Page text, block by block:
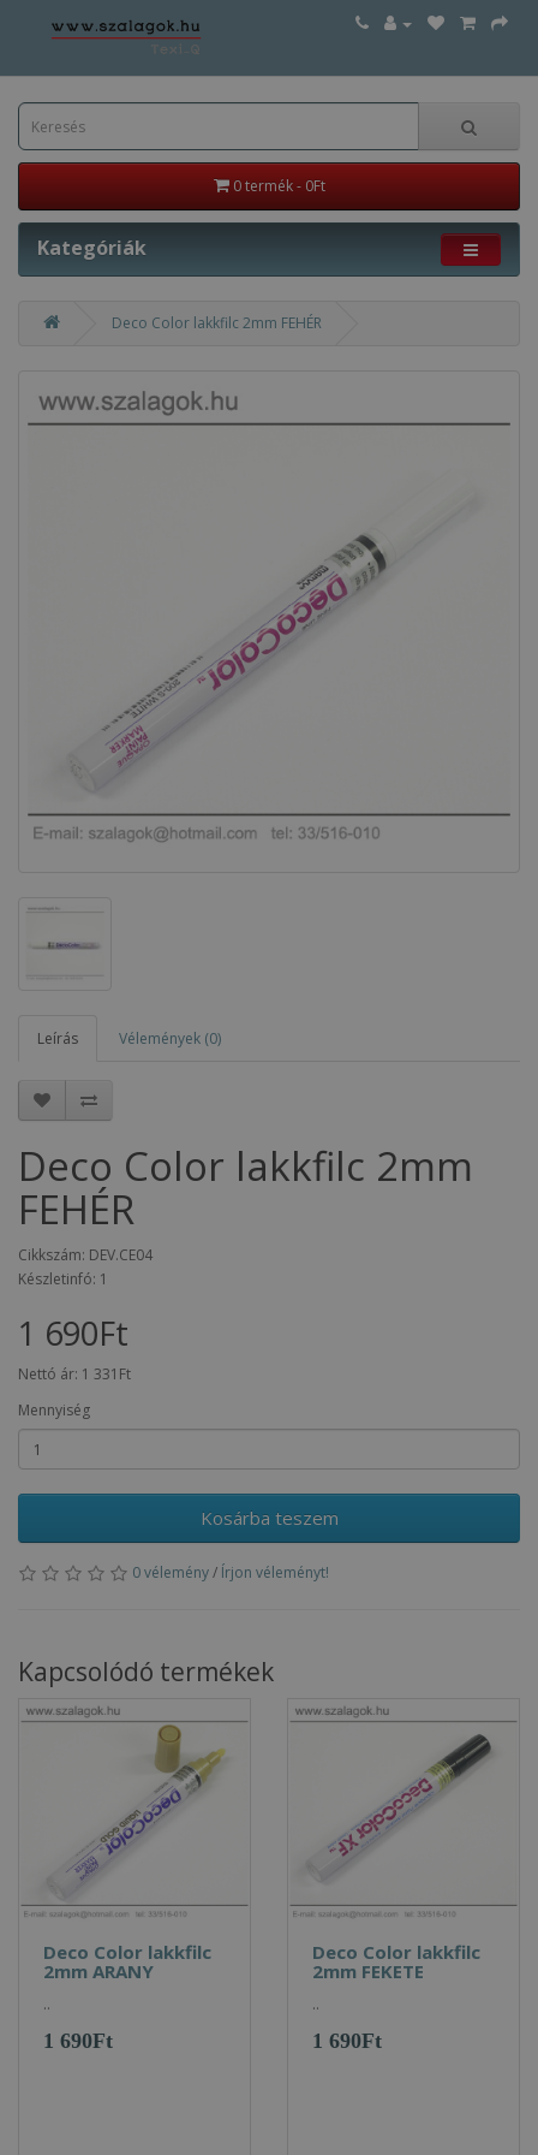
0 termék - 0Ft
Kategóriák
Deco Color lakkfilc 2mm FEHÉR
Leírás Vélemények (0)
Deco Color lakkfilc 2mm
FEHÉR
Cikkszám: DEV.CE04
Készletinfó: 1
1 690Ft
Nettó ár: 1 331Ft
Mennyiség
Kosárba teszem
0 vélemény/ Írjon véleményt!
Kapcsolódó termékek
Deco Color lakkfilc
2mm ARANY
..
1 690Ft
Deco Color lakkfilc
2mm FEKETE
..
1 690Ft